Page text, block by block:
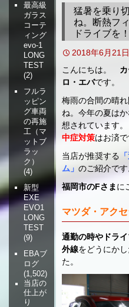
猛暑を乗り
ね。断熱フ
ドライブを！
2018年6月21日
こんにちは。
ロ・エバです。
梅雨の合間の晴
ね。今年の夏は
想されています
中症対策はお済で
当店が推奨する
ム」のご紹介です
福岡市のFさまに
マツダ・アクセ
通勤の時やドラ
外線をどうにか
た。
最高級
ガラス
コーテ
ィング
evo-1
LONG
TEST
(2)
フルラ
ッピン
グ車両
の再施
工（マ
ットブ
ラッ
ク）
(4)
新型
EXE
EVO1
LONG
TEST
(9)
EBAブ
ログ
(1,502)
当店の
仕上が
り